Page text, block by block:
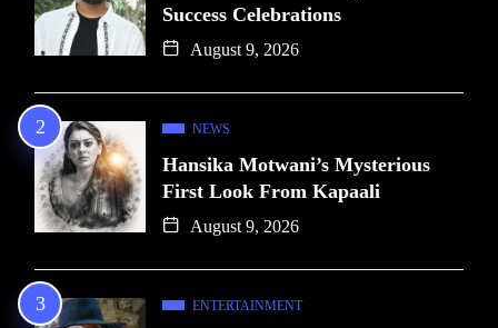
Success Celebrations
August 9, 2026
NEWS
Hansika Motwani’s Mysterious
First Look From Kapaali
August 9, 2026
ENTERTAINMENT